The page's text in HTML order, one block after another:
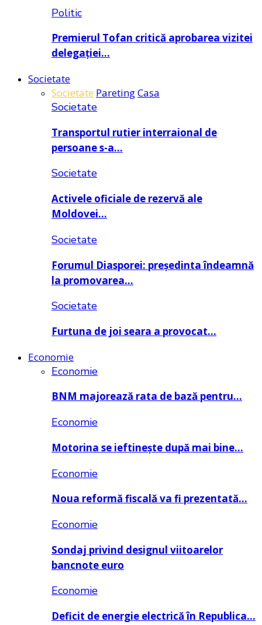
Politic
Premierul Tofan critică aprobarea vizitei
delegației…
Societate
Societate ParetingCasa
Societate
Transportul rutier interraional de
persoane s-a…
Societate
Activele oficiale de rezervă ale
Moldovei…
Societate
Forumul Diasporei: președinta îndeamnă
la promovarea…
Societate
Furtuna de joi seara a provocat…
Economie
Economie
BNM majorează rata de bază pentru…
Economie
Motorina se ieftinește după mai bine…
Economie
Noua reformă fiscală va fi prezentată…
Economie
Sondaj privind designul viitoarelor
bancnote euro
Economie
Deficit de energie electrică în Republica…